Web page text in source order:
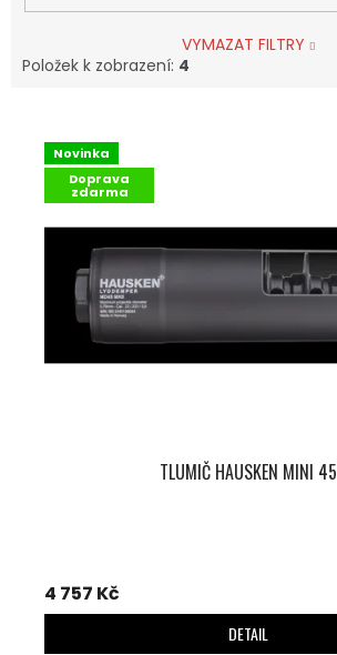
VYMAZAT FILTRY
Položek k zobrazení: 4
Novinka
Doprava
zdarma
TLUMIČ HAUSKEN MINI 45
4 757 Kč
DETAIL